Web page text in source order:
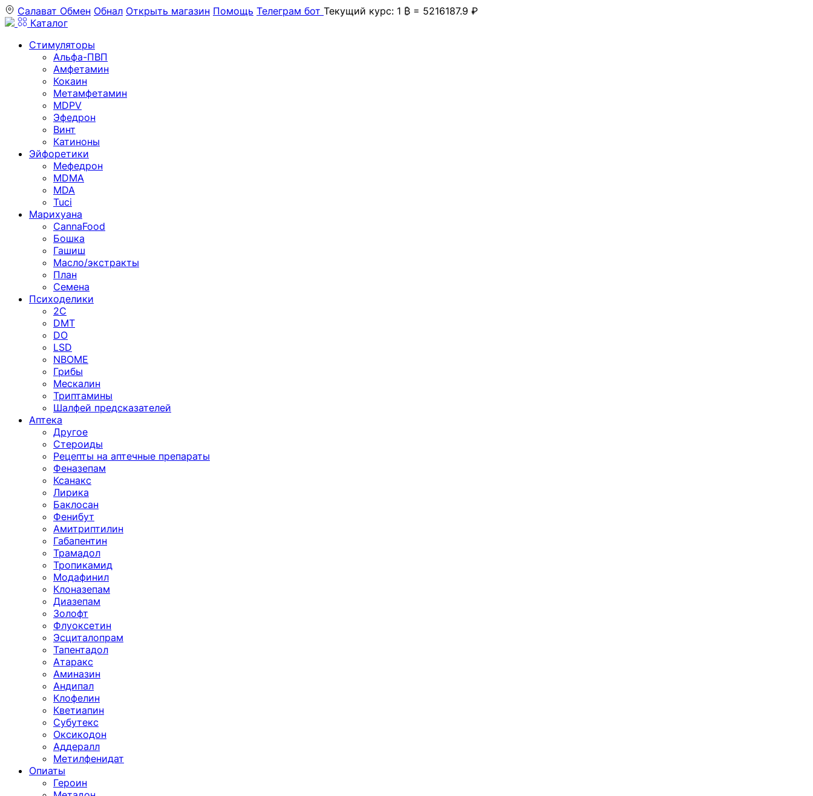
Салават Обмен Обнал Открыть магазин Помощь Телеграм бот Текущий курс: 1 ₿ = 5216187.9 ₽
Каталог
Стимуляторы
Альфа-ПВП
Амфетамин
Кокаин
Метамфетамин
MDPV
Эфедрон
Винт
Катиноны
Эйфоретики
Мефедрон
MDMA
MDA
Tuci
Марихуана
CannaFood
Бошка
Гашиш
Масло/экстракты
План
Семена
Психоделики
2C
DMT
DO
LSD
NBOME
Грибы
Мескалин
Триптамины
Шалфей предсказателей
Аптека
Другое
Стероиды
Рецепты на аптечные препараты
Феназепам
Ксанакс
Лирика
Баклосан
Фенибут
Амитриптилин
Габапентин
Трамадол
Тропикамид
Модафинил
Клоназепам
Диазепам
Золофт
Флуоксетин
Эсциталопрам
Тапентадол
Атаракс
Аминазин
Андипал
Клофелин
Кветиапин
Субутекс
Оксикодон
Аддералл
Метилфенидат
Опиаты
Героин